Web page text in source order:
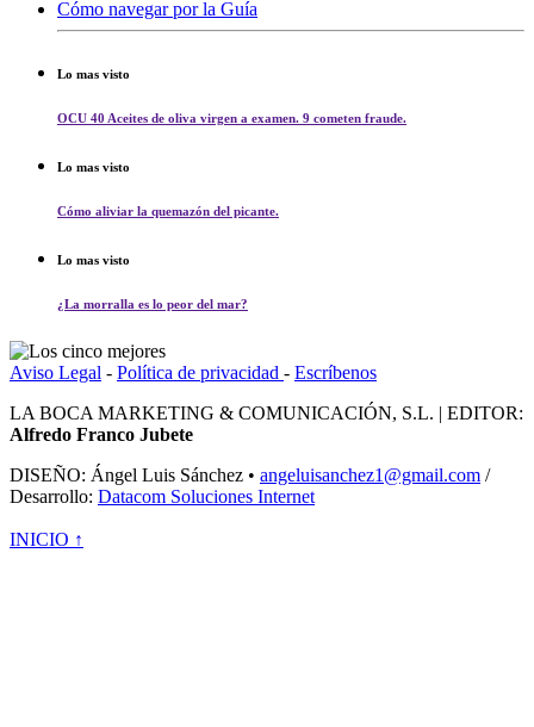
Cómo navegar por la Guía
Lo mas visto
OCU 40 Aceites de oliva virgen a examen. 9 cometen fraude.
Lo mas visto
Cómo aliviar la quemazón del picante.
Lo mas visto
¿La morralla es lo peor del mar?
Aviso Legal - Política de privacidad - Escríbenos
LA BOCA MARKETING & COMUNICACIÓN, S.L. | EDITOR:
Alfredo Franco Jubete
DISEÑO: Ángel Luis Sánchez • angeluisanchez1@gmail.com /
Desarrollo: Datacom Soluciones Internet
INICIO ↑